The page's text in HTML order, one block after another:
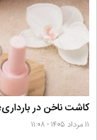
کاشت ناخن در
۱۱ مرداد ۱۴۰۵ - ۱۱:۰۸